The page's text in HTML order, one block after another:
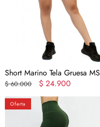
Short Marino Tela Gruesa MS
Precio
regular
$ 60.000
Precio
en
oferta
$ 24.900
Cachetero
Oliva
Oferta